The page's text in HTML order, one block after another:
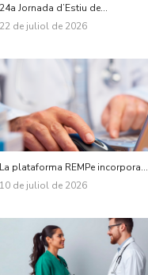
24a Jornada d’Estiu de...
22 de juliol de 2026
La plataforma REMPe incorpora...
10 de juliol de 2026